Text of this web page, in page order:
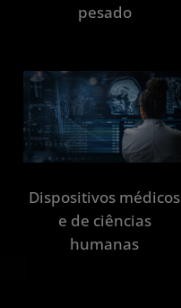
pesado
Dispositivos médicos
e de ciências
humanas